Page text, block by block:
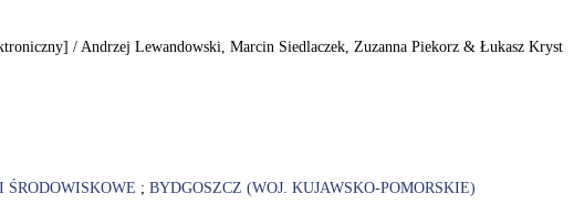
/ Andrzej Lewandowski, Marcin Siedlaczek, Zuzanna Piekorz & Łukasz Kryst
ŚRODOWISKOWE ; BYDGOSZCZ (WOJ. KUJAWSKO-POMORSKIE)